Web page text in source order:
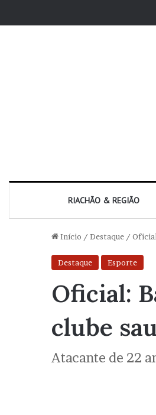
RIACHÃO & REGIÃO
Início / Destaque /
Destaque Esporte
Oficial:
clube
Atacante de 22